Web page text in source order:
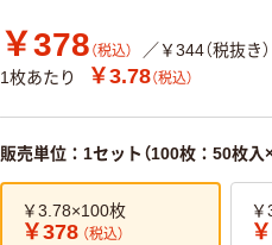
￥378 （税込）
／￥344（税抜き）
1枚あたり
￥3.78（税込）
販売単位：1セット（100枚：50枚入
￥3.78×100枚
￥378 （税込）